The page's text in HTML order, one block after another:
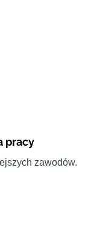
pracy
zawodów.